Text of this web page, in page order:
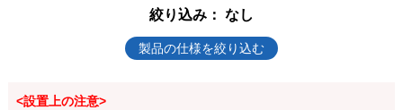
絞り込み： なし
製品の仕様を絞り込む
<設置上の注意>